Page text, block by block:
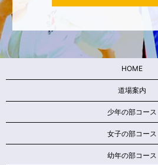
HOME
道場案内
少年の部コース
女子の部コース
幼年の部コース